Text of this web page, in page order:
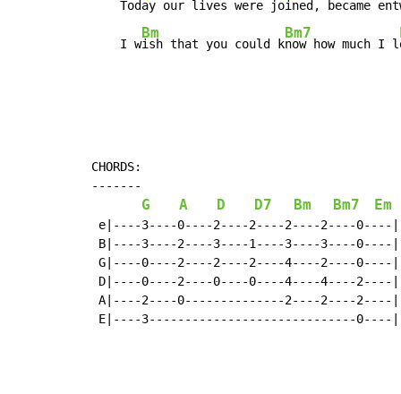
    Tod
ay our lives were joined, became
    I w
Bm
ish that you could k
Bm7
now how much I l
CHORDS:
-------
G A D D7 Bm Bm7 Em
e|----3----0----2----2----2----2----0----|
B|----3----2----3----1----3----3----0----|
G|----0----2----2----2----4----2----0----|
D|----0----2----0----0----4----4----2----|
A|----2----0--------------2----2----2----|
E|----3-----------------------------0----|